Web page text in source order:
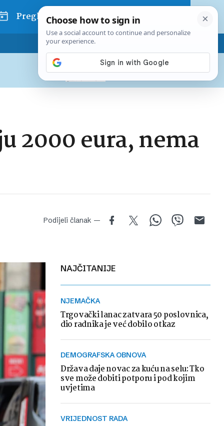
Pregled dana
Pretplatite se na Poslovni
Već od10 EURmjesečno
2000 eura, nema
Podijeli članak —
NAJČITANIJE
NJEMAČKA
Trgovački lanac zatvara 50 poslovnica,
dio radnika je već dobilo otkaz
DEMOGRAFSKA OBNOVA
Država daje novac za kuću na selu: Tko
sve može dobiti potporu i pod kojim
uvjetima
VRIJEDNOST RADA